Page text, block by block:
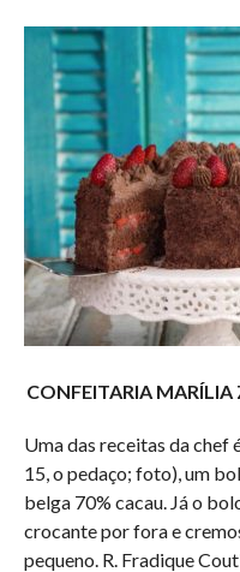
CONFEITARIA MARÍLIA
Uma das receitas da chef
15, o pedaço; foto), um
belga 70% cacau. Já o
crocante por fora e
pequeno. R. Fradique